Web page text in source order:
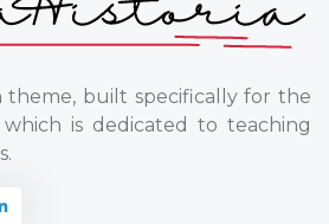
theme, built specifically for the
is dedicated to teaching